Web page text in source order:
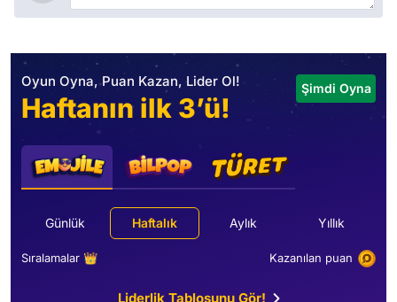
Oyun Oyna, Puan Kazan, Lider Ol!
Haftanın ilk 3’ü!
Şimdi Oyna
Günlük Haftalık Aylık Yıllık
Sıralamalar 👑 Kazanılan puan
Liderlik Tablosunu Gör!